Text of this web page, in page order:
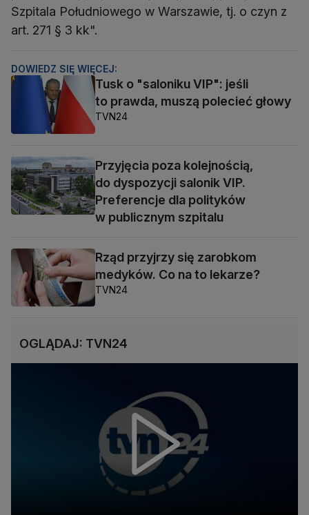
Szpitala Południowego w Warszawie, tj. o czyn z
art. 271 § 3 kk".
DOWIEDZ SIĘ WIĘCEJ:
Tusk o "saloniku VIP": jeśli
to prawda, muszą polecieć głowy
TVN24
Przyjęcia poza kolejnością,
do dyspozycji salonik VIP.
Preferencje dla polityków
w publicznym szpitalu
Rząd przyjrzy się zarobkom
medyków. Co na to lekarze?
TVN24
OGLĄDAJ: TVN24